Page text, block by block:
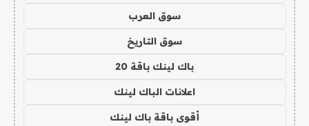
سوق العرب
سوق التاريخ
باك لينك باقة 20
اعلانات الباك لينك
أقوى باقة باك لينك